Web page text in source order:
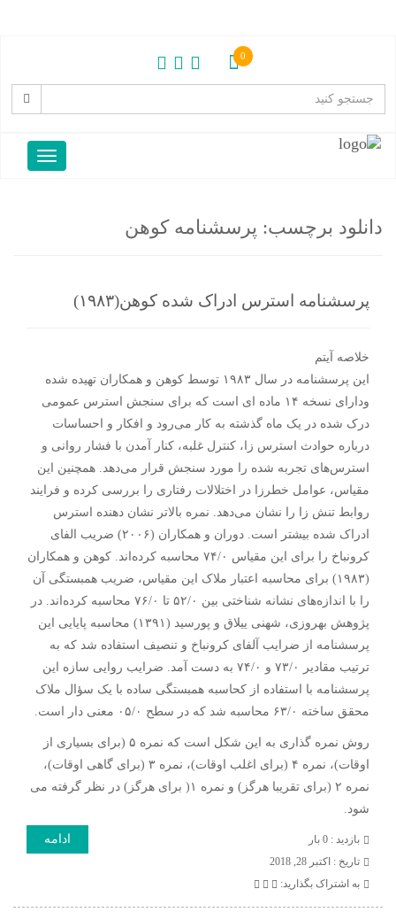
0
دانلود برچسب: پرسشنامه کوهن
پرسشنامه استرس ادراک شده کوهن(۱۹۸۳)
خلاصه آیتم
این پرسشنامه در سال ۱۹۸۳ توسط کوهن و همکاران تهیده شده
ودارای نسخه ۱۴ ماده ای است که برای سنجش استرس عمومی
درک شده در یک ماه گذشته به کار می‌رود و افکار و احساسات
درباره حوادث استرس زا، کنترل غلبه، کنار آمدن با فشار روانی و
استرس‌های تجربه شده را مورد سنجش قرار می‌دهد. همچنین این
مقیاس، عوامل خطرزا در اختلالات رفتاری را بررسی کرده و فرایند
روابط تنش زا را نشان می‌دهد. نمره بالاتر نشان دهنده استرس
ادراک شده بیشتر است. دوران و همکاران (۲۰۰۶) ضریب الفای
کرونباخ را برای این مقیاس ۷۴/۰ محاسبه کرده‌اند. کوهن و همکاران
(۱۹۸۳) برای محاسبه اعتبار ملاک این مقیاس، ضریب همبستگی آن
را با اندازه‌های نشانه شناختی بین ۵۲/۰ تا ۷۶/۰ محاسبه کرده‌اند. در
پژوهش بهروزی، شهنی ییلاق و پورسید (۱۳۹۱) محاسبه پایایی این
پرسشنامه از ضرایب آلفای کرونباخ و تنصیف استفاده شد که به
ترتیب مقادیر ۷۳/۰ و ۷۴/۰ به دست آمد. ضرایب روایی سازه این
پرسشنامه با استفاده از کحاسبه همبستگی ساده با یک سؤال ملاک
محقق ساخته ۶۳/۰ محاسبه شد که در سطح ۰۵/۰ معنی دار است.
روش نمره گذاری به این شکل است که نمره ۵ (برای بسیاری از
اوقات)، نمره ۴ (برای اغلب اوقات)، نمره ۳ (برای گاهی اوقات)،
نمره ۲ (برای تقریبا هرگز) و نمره ۱( برای هرگز) در نظر گرفته می
شود.
بازدید : 0 بار
تاريخ : اکتبر 28, 2018
به اشتراک بگذارید:
ادامه